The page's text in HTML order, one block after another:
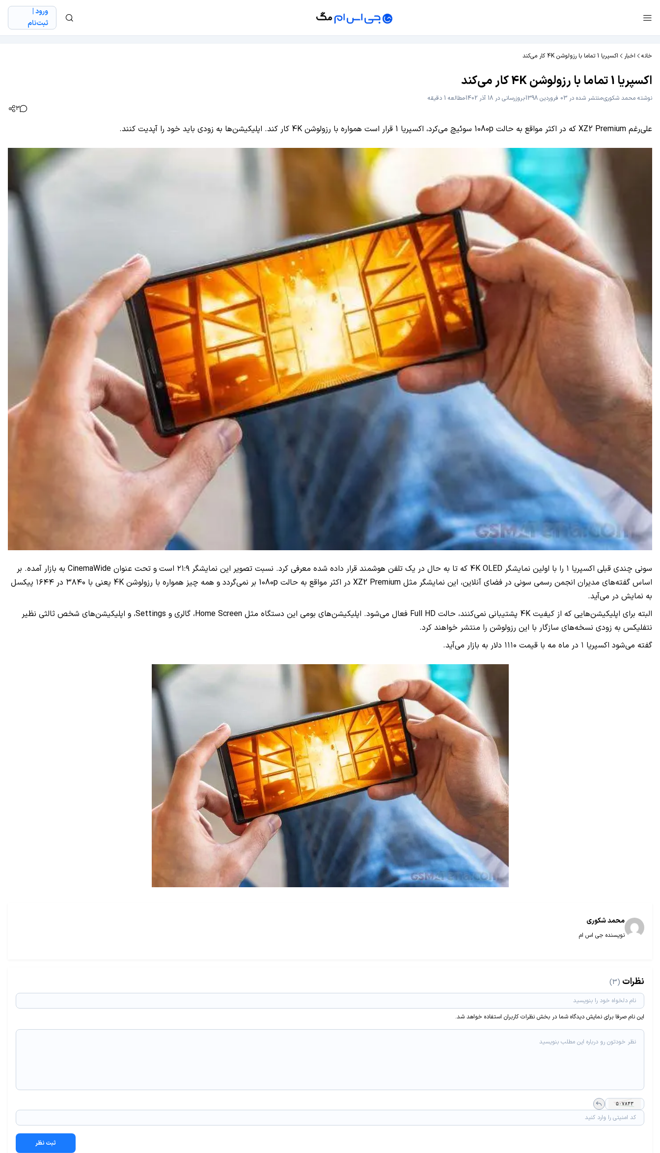
ورود |
ثبت‌نام
خانه اخبار اکسپریا 1 تماما با رزولوشن 4K کار می‌کند
اکسپریا 1 تماما با رزولوشن 4K کار می‌کند
نوشته محمد شکوریمنتشر شده در 03 فروردین 1398 بروزرسانی در 18 آذر 1402
مطالعه 1 دقیقه
3
علی‌رغم XZ2 Premium که در اکثر مواقع به حالت 1080p سوئیچ می‌کرد، اکسپریا 1 قرار است همواره با رزولوشن 4K کار کند. اپلیکیشن‌ها به زودی باید خود را آپدیت کنند.
سونی چندی قبلی اکسپریا ۱ را با اولین نمایشگر 4K OLED که تا به حال در یک تلفن هوشمند قرار داده شده معرفی کرد. نسبت تصویر این نمایشگر ۲۱:۹ است و تحت عنوان CinemaWide به بازار آمده. بر
اساس گفته‌های مدیران انجمن رسمی سونی در فضای آنلاین، این نمایشگر مثل XZ2 Premium در اکثر مواقع به حالت 1080p بر نمی‌گردد و همه چیز همواره با رزولوشن 4K یعنی با ۳۸۴۰ در ۱۶۴۴ پیکسل
به نمایش در می‌آید.
البته برای اپلیکیشن‌هایی که از کیفیت 4K پشتیبانی نمی‌کنند، حالت Full HD فعال می‌شود. اپلیکیشن‌های بومی این دستگاه مثل Home Screen، گالری و Settings، و اپلیکیشن‌های شخص ثالثی نظیر
نتفلیکس به زودی نسخه‌های سازگار با این رزولوشن را منتشر خواهند کرد.
گفته می‌شود اکسپریا ۱ در ماه مه با قیمت ۱۱۱۰ دلار به بازار می‌آید.
محمد شکوری
نویسنده جی اس ام
نظرات (3)
این نام صرفا برای نمایش دیدگاه شما در بخش نظرات کاربران استفاده خواهد شد.
ثبت نظر